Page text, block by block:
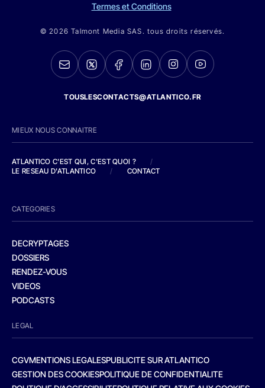
Termes et Conditions
© 2026 Talmont Media SAS. tous droits réservés.
TOUSLESCONTACTS@ATLANTICO.FR
MIEUX NOUS CONNAITRE
ATLANTICO C'EST QUI, C'EST QUOI ?
/
LE RESEAU D'ATLANTICO
/ CONTACT
CATEGORIES
DECRYPTAGES
DOSSIERS
RENDEZ-VOUS
VIDEOS
PODCASTS
LEGAL
CGVMENTIONS LEGALESPUBLICITE SUR ATLANTICO
GESTION DES COOKIESPOLITIQUE DE CONFIDENTIALITE